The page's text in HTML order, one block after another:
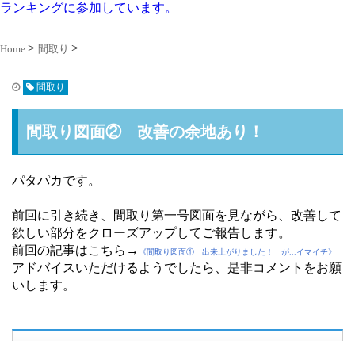
ランキングに参加しています。
Home 間取り
間取り
間取り図面② 改善の余地あり！
パタパカです。
前回に引き続き、間取り第一号図面を見ながら、改善して
欲しい部分をクローズアップしてご報告します。
前回の記事はこちら→
《間取り図面① 出来上がりました！ が...イマイチ》
アドバイスいただけるようでしたら、是非コメントをお願
いします。